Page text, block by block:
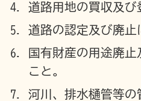
道路用地の買収及び
道路の認定及び廃止
国有財産の用途廃
こと。
河川、排水樋管等の